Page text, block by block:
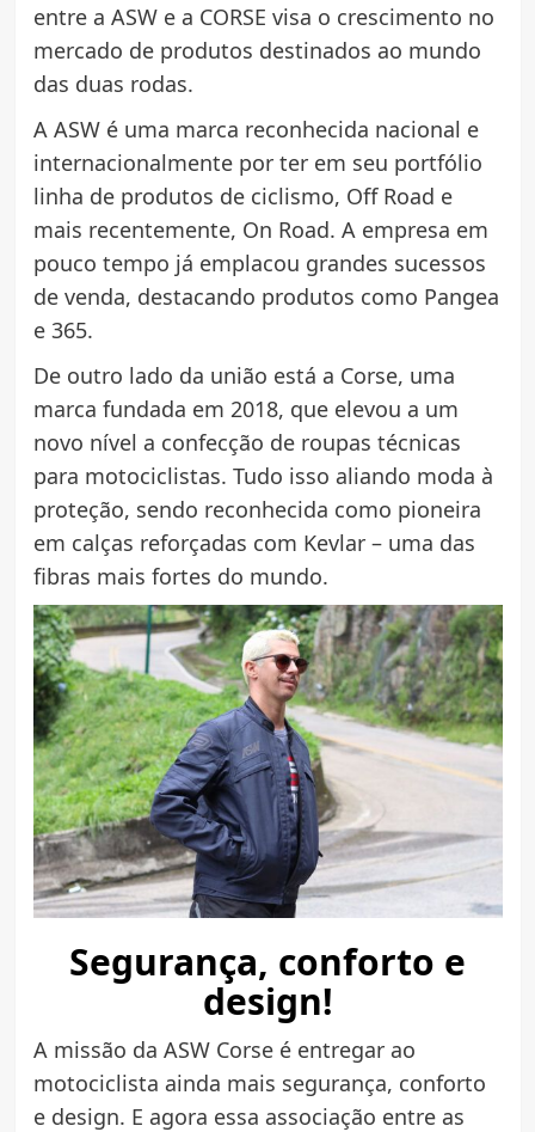
entre a ASW e a CORSE visa o crescimento no
mercado de produtos destinados ao mundo
das duas rodas.
A ASW é uma marca reconhecida nacional e
internacionalmente por ter em seu portfólio
linha de produtos de ciclismo, Off Road e
mais recentemente, On Road. A empresa em
pouco tempo já emplacou grandes sucessos
de venda, destacando produtos como Pangea
e 365.
De outro lado da união está a Corse, uma
marca fundada em 2018, que elevou a um
novo nível a confecção de roupas técnicas
para motociclistas. Tudo isso aliando moda à
proteção, sendo reconhecida como pioneira
em calças reforçadas com Kevlar – uma das
fibras mais fortes do mundo.
Segurança, conforto e
design!
A missão da ASW Corse é entregar ao
motociclista ainda mais segurança, conforto
e design. E agora essa associação entre as